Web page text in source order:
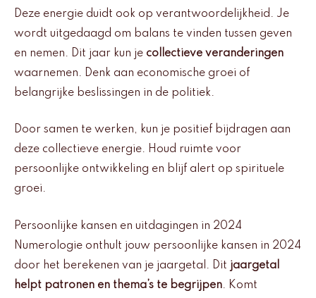
Deze energie duidt ook op verantwoordelijkheid. Je
wordt uitgedaagd om balans te vinden tussen geven
en nemen. Dit jaar kun je collectieve veranderingen
waarnemen. Denk aan economische groei of
belangrijke beslissingen in de politiek.
Door samen te werken, kun je positief bijdragen aan
deze collectieve energie. Houd ruimte voor
persoonlijke ontwikkeling en blijf alert op spirituele
groei.
Persoonlijke kansen en uitdagingen in 2024
Numerologie onthult jouw persoonlijke kansen in 2024
door het berekenen van je jaargetal. Dit jaargetal
helpt patronen en thema’s te begrijpen. Komt